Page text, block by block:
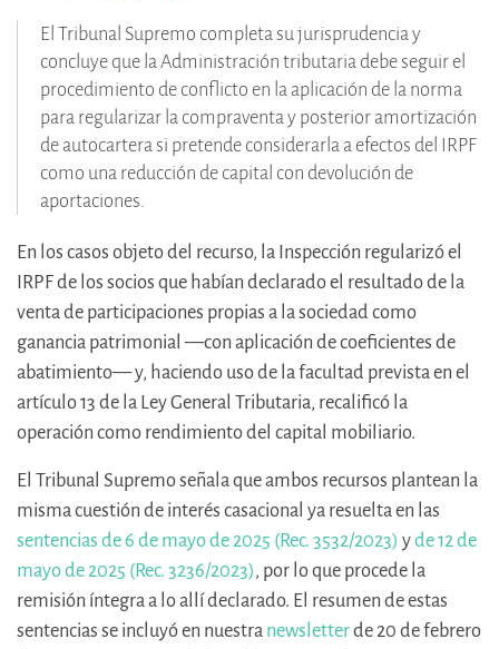
El Tribunal Supremo completa su jurisprudencia y
concluye que la Administración tributaria debe seguir el
procedimiento de conflicto en la aplicación de la norma
para regularizar la compraventa y posterior amortización
de autocartera si pretende considerarla a efectos del IRPF
como una reducción de capital con devolución de
aportaciones.
En los casos objeto del recurso, la Inspección regularizó el
IRPF de los socios que habían declarado el resultado de la
venta de participaciones propias a la sociedad como
ganancia patrimonial —con aplicación de coeficientes de
abatimiento— y, haciendo uso de la facultad prevista en el
artículo 13 de la Ley General Tributaria, recalificó la
operación como rendimiento del capital mobiliario.
El Tribunal Supremo señala que ambos recursos plantean la
misma cuestión de interés casacional ya resuelta en las
sentencias de 6 de mayo de 2025 (Rec. 3532/2023) yde 12 de
mayo de 2025 (Rec. 3236/2023), por lo que procede la
remisión íntegra a lo allí declarado. El resumen de estas
sentencias se incluyó en nuestra newsletterde 20 de febrero